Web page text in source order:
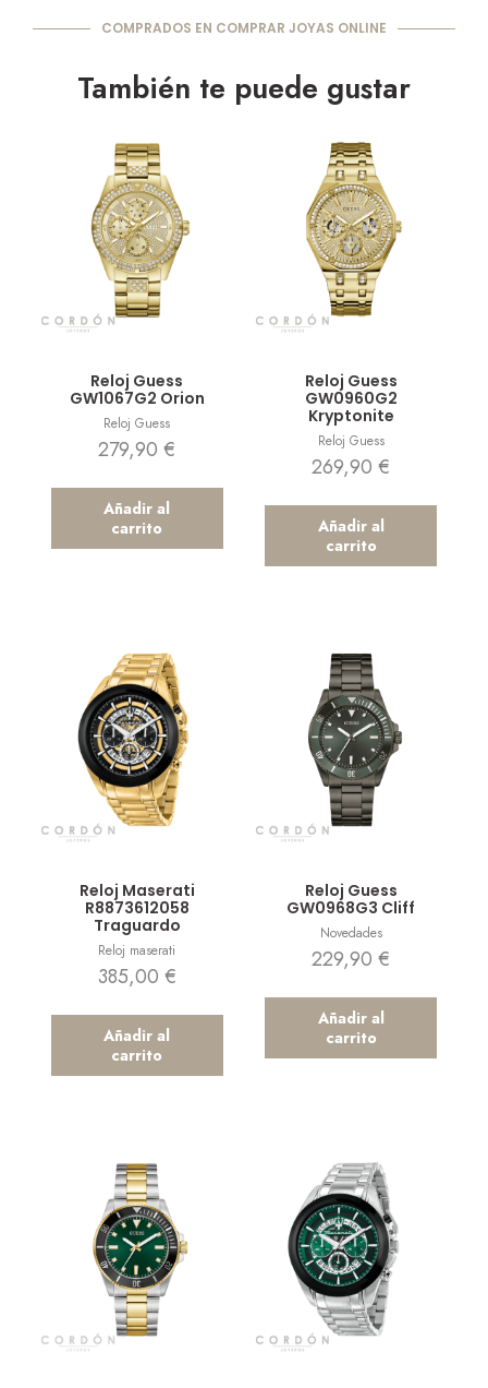
COMPRADOS EN COMPRAR JOYAS ONLINE
También te puede gustar
Reloj Guess
GW1067G2 Orion
Reloj Guess
279,90€
Añadir al
carrito
Reloj Guess
GW0960G2
Kryptonite
Reloj Guess
269,90€
Añadir al
carrito
Reloj Maserati
R8873612058
Traguardo
Reloj maserati
385,00 €
Añadir al
carrito
Reloj Guess
GW0968G3 Cliff
Novedades
229,90€
Añadir al
carrito